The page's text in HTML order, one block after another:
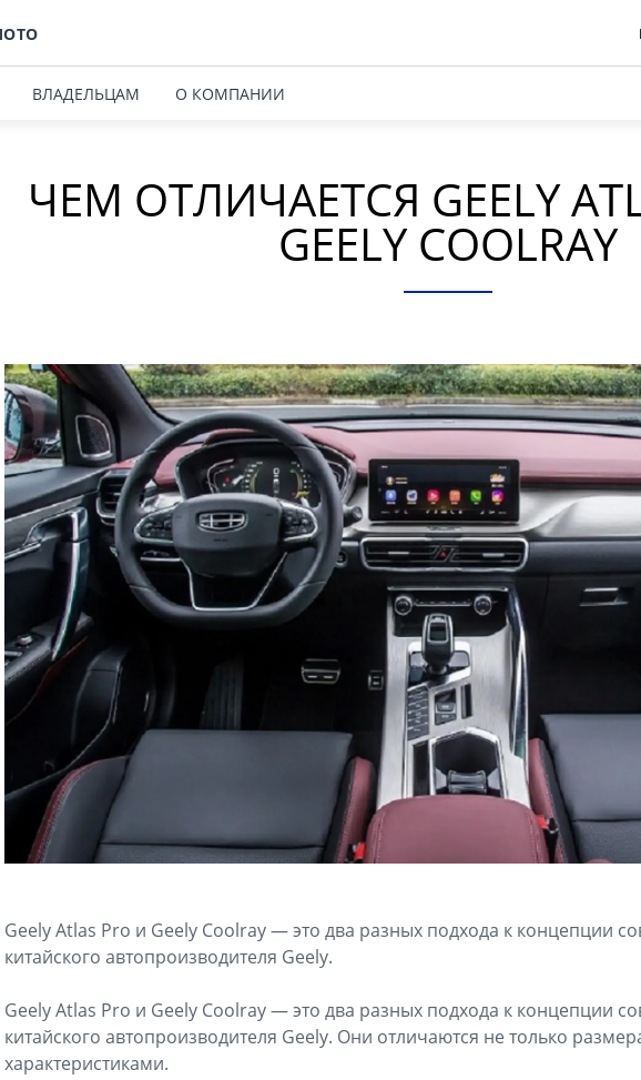
ВЛАДЕЛЬЦАМ О КОМПАНИИ
ЧЕМ ОТЛИЧАЕТСЯ GEELY
GEELY COOLRAY
Geely Atlas Pro и Geely Coolray — это два разных подхода к концепции
китайского автопроизводителя Geely.
Geely Atlas Pro и Geely Coolray — это два разных подхода к концепции
китайского автопроизводителя Geely. Они отличаются не только
характеристиками.